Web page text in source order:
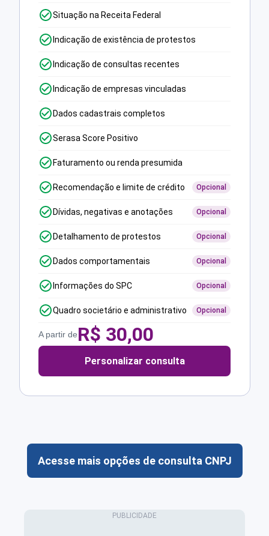
Situação na Receita Federal
Indicação de existência de protestos
Indicação de consultas recentes
Indicação de empresas vinculadas
Dados cadastrais completos
Serasa Score Positivo
Faturamento ou renda presumida
Recomendação e limite de crédito Opcional
Dívidas, negativas e anotações Opcional
Detalhamento de protestos Opcional
Dados comportamentais Opcional
Informações do SPC Opcional
Quadro societário e administrativo Opcional
A partir deR$ 30,00
Personalizar consulta
Acesse mais opções de consulta CNPJ